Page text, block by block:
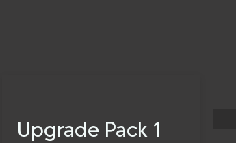
Upgrade Pack 1